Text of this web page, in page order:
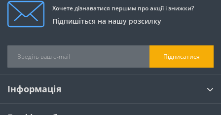
Хочете дізнаватися першим про акції і знижки?
Підпишіться на нашу розсилку
Підписатися
Інформація